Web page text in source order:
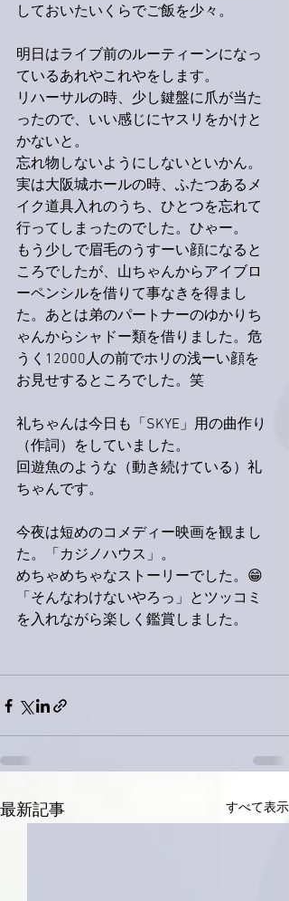
しておいたいくらでご飯を少々。
明日はライブ前のルーティーンになっ
ているあれやこれやをします。
リハーサルの時、少し鍵盤に爪が当た
ったので、いい感じにヤスリをかけと
かないと。
忘れ物しないようにしないといかん。
実は大阪城ホールの時、ふたつあるメ
イク道具入れのうち、ひとつを忘れて
行ってしまったのでした。ひゃー。
もう少しで眉毛のうすーい顔になると
ころでしたが、山ちゃんからアイブロ
ーペンシルを借りて事なきを得まし
た。あとは弟のパートナーのゆかりち
ゃんからシャドー類を借りました。危
うく12000人の前でホリの浅ーい顔を
お見せするところでした。笑
礼ちゃんは今日も「SKYE」用の曲作り
（作詞）をしていました。
回遊魚のような（動き続けている）礼
ちゃんです。
今夜は短めのコメディー映画を観まし
た。「カジノハウス」。
めちゃめちゃなストーリーでした。😁
「そんなわけないやろっ」とツッコミ
を入れながら楽しく鑑賞しました。
最新記事 すべて表示